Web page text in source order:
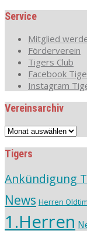
Service
Mitglied
Förderverein
Tigers Club
Facebook
Instagram
Vereinsarchiv
Vereinsarchiv
Tigers
Ankündigung
News Herren
1.Herren